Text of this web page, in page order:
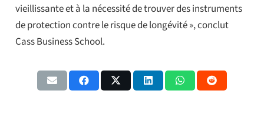
vieillissante et à la nécessité de trouver des instruments
de protection contre le risque de longévité », conclut
Cass Business School.